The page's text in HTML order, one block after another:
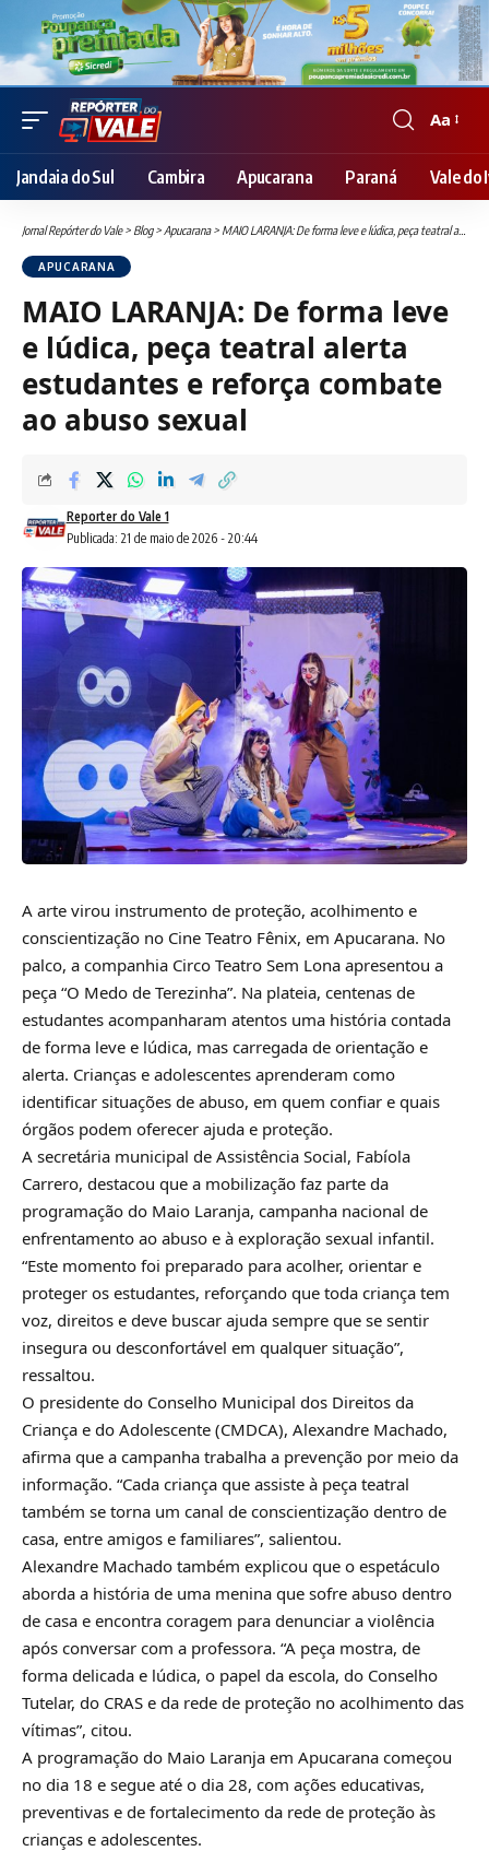
Font
Resizer
Aa
Jandaia do Sul Cambira Apucarana Paraná Vale do
Jornal Repórter do Vale> Blog>Apucarana> MAIO LARANJA: De forma leve e lúdica, peça teatral alerta estudantes e reforça combate ao abuso sexual
APUCARANA
MAIO LARANJA: De forma leve
e lúdica, peça teatral alerta
estudantes e reforça combate
ao abuso sexual
Publicada: 21 de maio de 2026 - 20:44
Reporter do Vale 1
A arte virou instrumento de proteção, acolhimento e
conscientização no Cine Teatro Fênix, em Apucarana. No
palco, a companhia Circo Teatro Sem Lona apresentou a
peça “O Medo de Terezinha”. Na plateia, centenas de
estudantes acompanharam atentos uma história contada
de forma leve e lúdica, mas carregada de orientação e
alerta. Crianças e adolescentes aprenderam como
identificar situações de abuso, em quem confiar e quais
órgãos podem oferecer ajuda e proteção.
A secretária municipal de Assistência Social, Fabíola
Carrero, destacou que a mobilização faz parte da
programação do Maio Laranja, campanha nacional de
enfrentamento ao abuso e à exploração sexual infantil.
“Este momento foi preparado para acolher, orientar e
proteger os estudantes, reforçando que toda criança tem
voz, direitos e deve buscar ajuda sempre que se sentir
insegura ou desconfortável em qualquer situação”,
ressaltou.
O presidente do Conselho Municipal dos Direitos da
Criança e do Adolescente (CMDCA), Alexandre Machado,
afirma que a campanha trabalha a prevenção por meio da
informação. “Cada criança que assiste à peça teatral
também se torna um canal de conscientização dentro de
casa, entre amigos e familiares”, salientou.
Alexandre Machado também explicou que o espetáculo
aborda a história de uma menina que sofre abuso dentro
de casa e encontra coragem para denunciar a violência
após conversar com a professora. “A peça mostra, de
forma delicada e lúdica, o papel da escola, do Conselho
Tutelar, do CRAS e da rede de proteção no acolhimento das
vítimas”, citou.
A programação do Maio Laranja em Apucarana começou
no dia 18 e segue até o dia 28, com ações educativas,
preventivas e de fortalecimento da rede de proteção às
crianças e adolescentes.